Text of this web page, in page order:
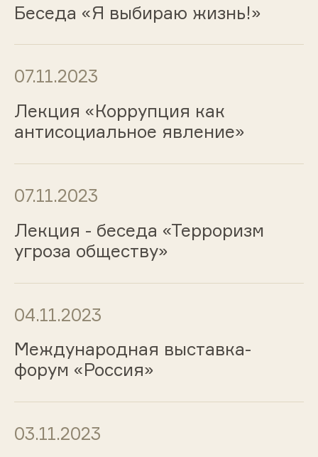
Беседа «Я выбираю жизнь!»
07.11.2023
Лекция «Коррупция как
антисоциальное явление»
07.11.2023
Лекция - беседа «Терроризм
угроза обществу»
04.11.2023
Международная выставка-
форум «Россия»
03.11.2023